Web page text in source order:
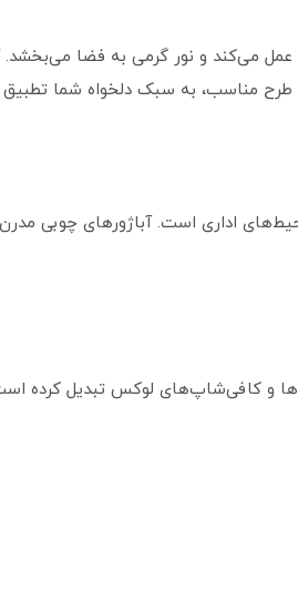
می‌کند و نور گرمی به فضا می‌بخشد.
طرح مناسب، به سبک دلخواه شما تطبیق
اداری است. آباژورهای چوبی مدرن
و کافی‌شاپ‌های لوکس تبدیل کرده